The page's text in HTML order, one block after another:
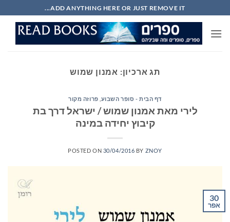
to
content
ADD ANYTHING HERE OR JUST REMOVE IT...
תג ארכיון: אמנון שמוש
דף הבית - סופר השבוע פרוזה מקור
לירי מאת אמנון שמוש / ישראל דרך בת
קיבוץ יחידה במינה
POSTED ON 30/04/2016 BY ZNOY
30
אפר